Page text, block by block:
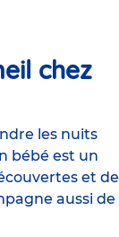
chez
les nuits
bébé est un
et de
aussi de